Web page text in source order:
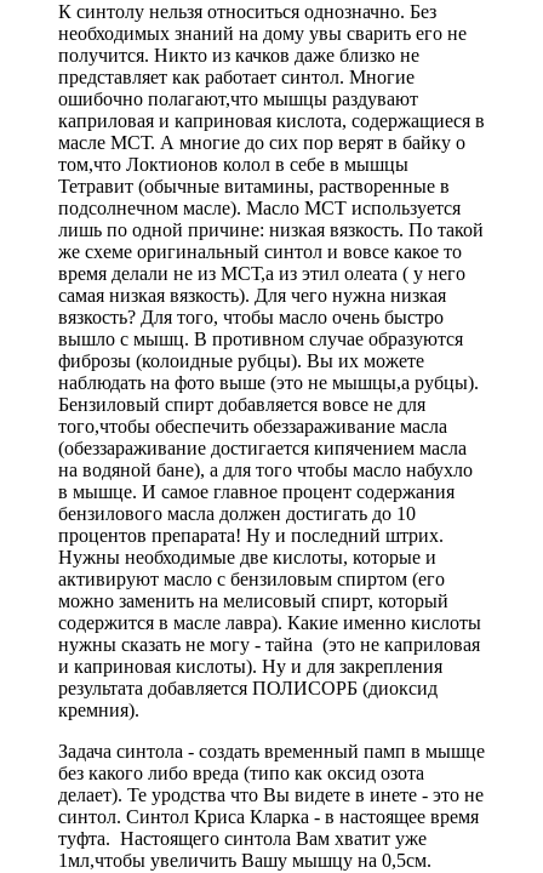
К синтолу нельзя относиться однозначно. Без
необходимых знаний на дому увы сварить его не
получится. Никто из качков даже близко не
представляет как работает синтол. Многие
ошибочно полагают,что мышцы раздувают
каприловая и каприновая кислота, содержащиеся в
масле МСТ. А многие до сих пор верят в байку о
том,что Локтионов колол в себе в мышцы
Тетравит (обычные витамины, растворенные в
подсолнечном масле). Масло МСТ используется
лишь по одной причине: низкая вязкость. По такой
же схеме оригинальный синтол и вовсе какое то
время делали не из МСТ,а из этил олеата ( у него
самая низкая вязкость). Для чего нужна низкая
вязкость? Для того, чтобы масло очень быстро
вышло с мышц. В противном случае образуются
фиброзы (колоидные рубцы). Вы их можете
наблюдать на фото выше (это не мышцы,а рубцы).
Бензиловый спирт добавляется вовсе не для
того,чтобы обеспечить обеззараживание масла
(обеззараживание достигается кипячением масла
на водяной бане), а для того чтобы масло набухло
в мышце. И самое главное процент содержания
бензилового масла должен достигать до 10
процентов препарата! Ну и последний штрих.
Нужны необходимые две кислоты, которые и
активируют масло с бензиловым спиртом (его
можно заменить на мелисовый спирт, который
содержится в масле лавра). Какие именно кислоты
нужны сказать не могу - тайна (это не каприловая
и каприновая кислоты). Ну и для закрепления
результата добавляется ПОЛИСОРБ (диоксид
кремния).
Задача синтола - создать временный памп в мышце
без какого либо вреда (типо как оксид озота
делает). Те уродства что Вы видете в инете - это не
синтол. Синтол Криса Кларка - в настоящее время
туфта. Настоящего синтола Вам хватит уже
1мл,чтобы увеличить Вашу мышцу на 0,5см.